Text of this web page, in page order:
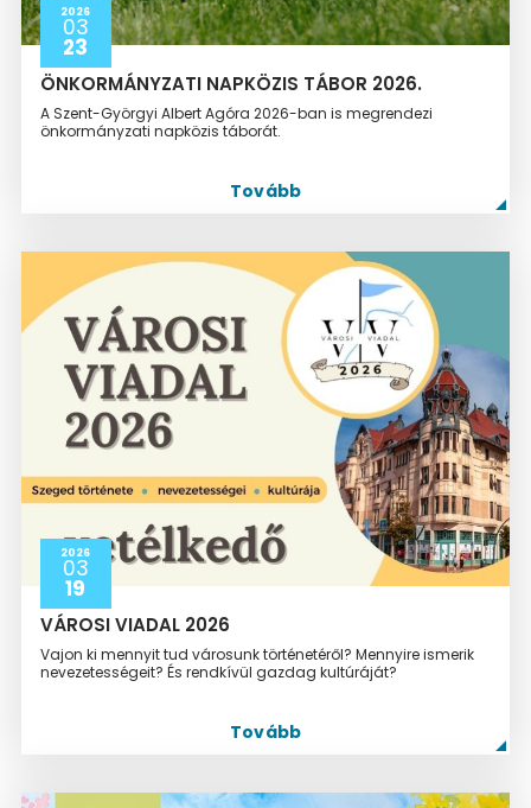
2026
03
23
ÖNKORMÁNYZATI NAPKÖZIS TÁBOR 2026.
A Szent-Györgyi Albert Agóra 2026-ban is megrendezi
önkormányzati napközis táborát.
Tovább
2026
03
19
VÁROSI VIADAL 2026
Vajon ki mennyit tud városunk történetéről? Mennyire ismerik
nevezetességeit? És rendkívül gazdag kultúráját?
Tovább